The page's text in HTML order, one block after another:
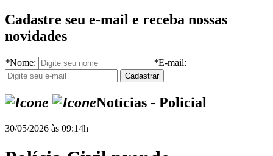
Cadastre seu e-mail e receba nossas
novidades
*Nome: *E-mail:
Notícias - Policial
30/05/2026 às 09:14h